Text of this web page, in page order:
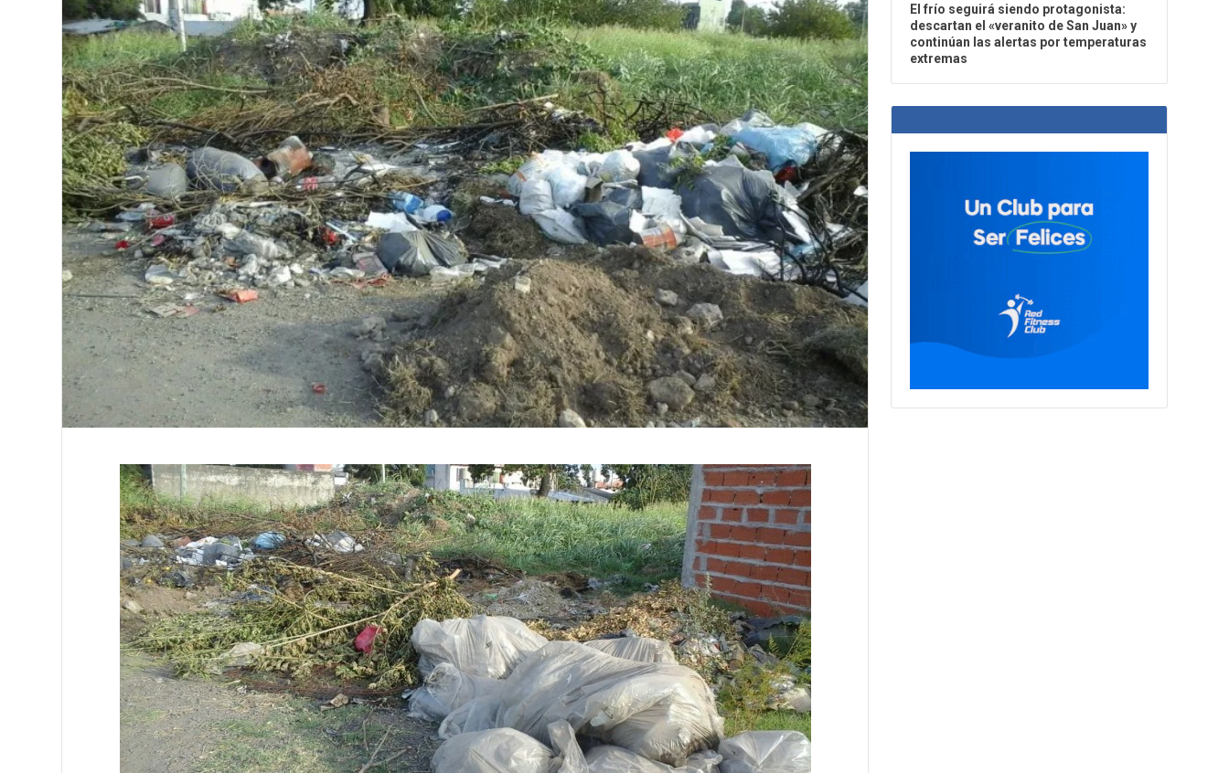
El frío seguirá siendo protagonista:
descartan el «veranito de San Juan» y
continúan las alertas por temperaturas
extremas